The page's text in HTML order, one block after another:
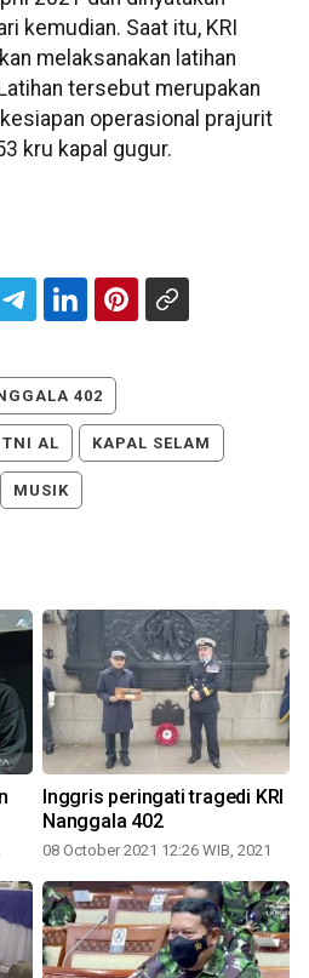
kemudian. Saat itu, KRI
melaksanakan latihan
tersebut merupakan
operasional prajurit
kru kapal gugur.
402
TNI AL KAPAL SELAM
MUSIK
Inggris peringati tragedi KRI
Nanggala 402
08 October 2021 12:26 WIB, 2021